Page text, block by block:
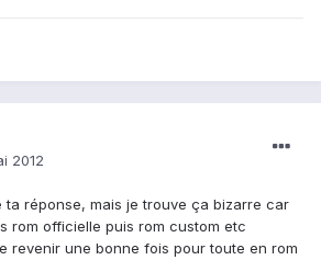
2012
ta réponse, mais je trouve ça bizarre car
rom officielle puis rom custom etc
revenir une bonne fois pour toute en rom